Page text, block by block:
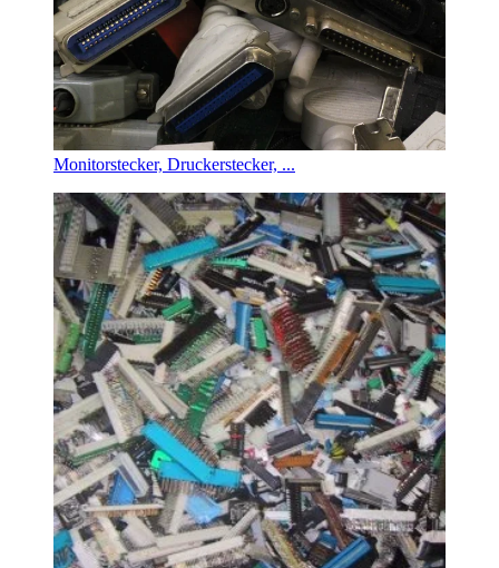
Monitorstecker, Druckerstecker, ...